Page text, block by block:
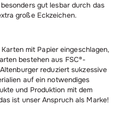
gut lesbar durch das
große Eckzeichen.
mit Papier eingeschlagen,
bestehen aus FSC®-
reduziert sukzessive
auf ein notwendiges
und Produktion mit dem
ist unser Anspruch als Marke!